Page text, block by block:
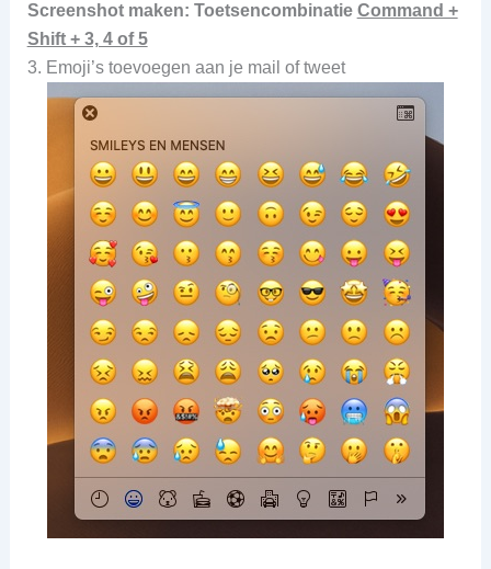
Screenshot maken: Toetsencombinatie Command +
Shift + 3, 4 of 5
3. Emoji’s toevoegen aan je mail of tweet